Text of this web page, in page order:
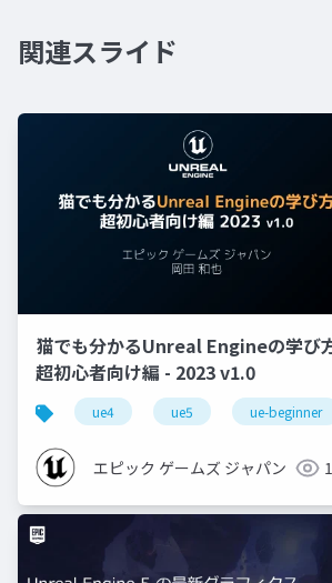
関連スライド
猫でも分かるUnreal Engineの学び
超初心者向け編 - 2023 v1.0
ue4 ue5 ue-beginner
エピック ゲームズ ジャパン